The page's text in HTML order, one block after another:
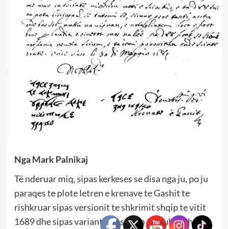
Nga Mark Palnikaj
Të nderuar miq, sipas kerkeses se disa nga ju, po ju
paraqes te plote letren e krenave te Gashit te
rishkruar sipas versionit te shkrimit shqip te vitit
1689 dhe sipas variantit te sotem te gjuhes shqipe.